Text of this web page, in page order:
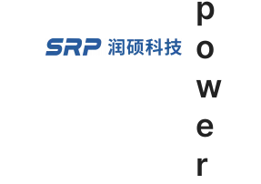
o
w
e
r